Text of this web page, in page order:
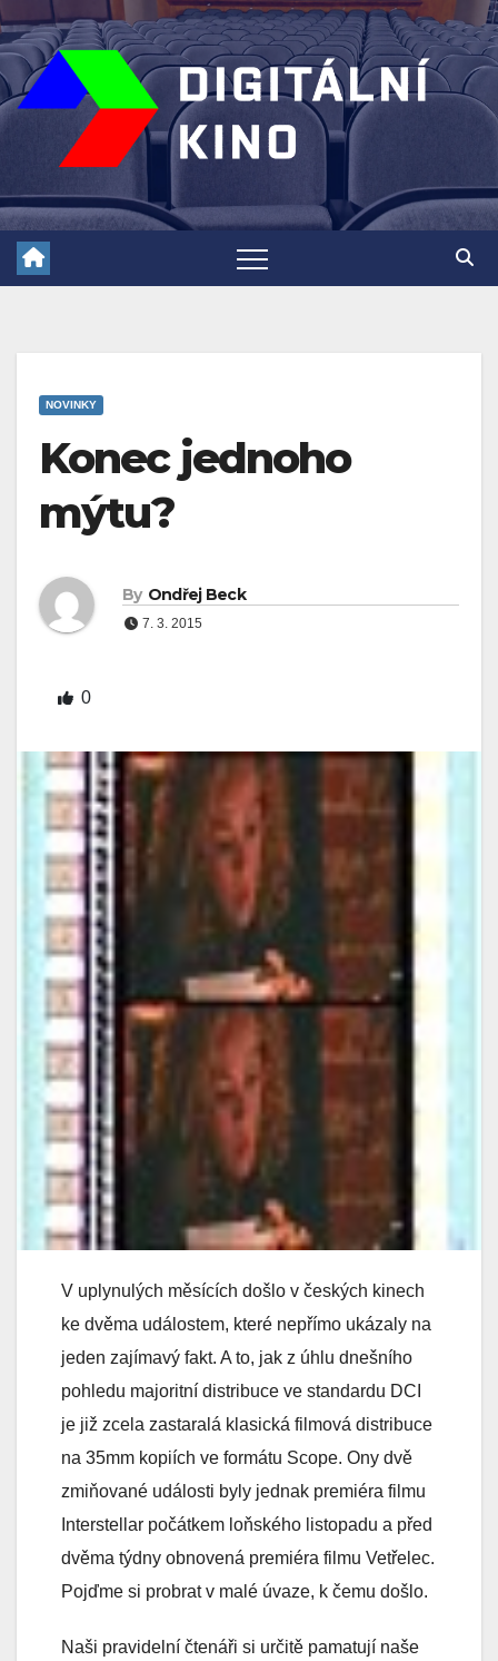
Skip
to
content
NOVINKY
Konec jednoho
mýtu?
By Ondřej Beck
7. 3. 2015
0
V uplynulých měsících došlo v českých kinech
ke dvěma událostem, které nepřímo ukázaly na
jeden zajímavý fakt. A to, jak z úhlu dnešního
pohledu majoritní distribuce ve standardu DCI
je již zcela zastaralá klasická filmová distribuce
na 35mm kopiích ve formátu Scope. Ony dvě
zmiňované události byly jednak premiéra filmu
Interstellar počátkem loňského listopadu a před
dvěma týdny obnovená premiéra filmu Vetřelec.
Pojďme si probrat v malé úvaze, k čemu došlo.
Naši pravidelní čtenáři si určitě pamatují naše